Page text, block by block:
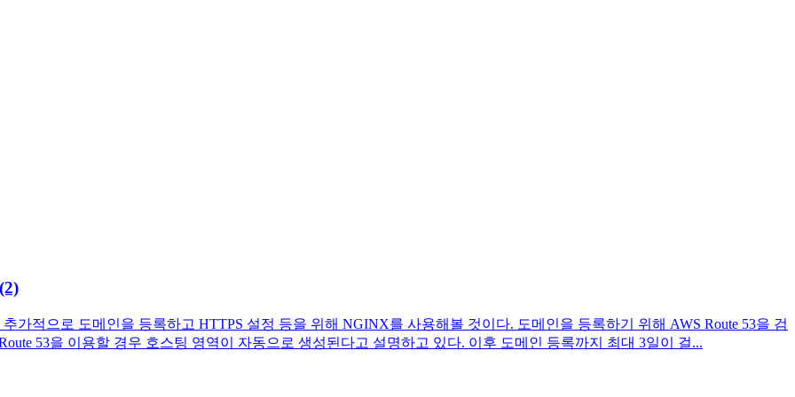
가적으로 도메인을 등록하고 HTTPS 설정 등을 위해 NGINX를 사용해볼 것이다. 도메인을 등록하기 위해 AWS Route 53을 검
53을 이용할 경우 호스팅 영역이 자동으로 생성된다고 설명하고 있다. 이후 도메인 등록까지 최대 3일이 걸...